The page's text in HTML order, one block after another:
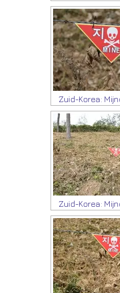
Zuid-Korea:
Zuid-Korea: